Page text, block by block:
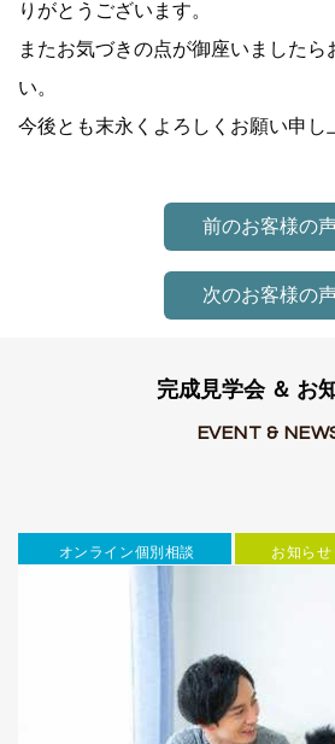
りがとうございます。
またお気づきの点が御座いましたら
い。
今後とも末永くよろしくお願い申し
前のお客様の
次のお客様の
完成見学会 ＆ お
EVENT &
オンライン個別相談 お知らせ